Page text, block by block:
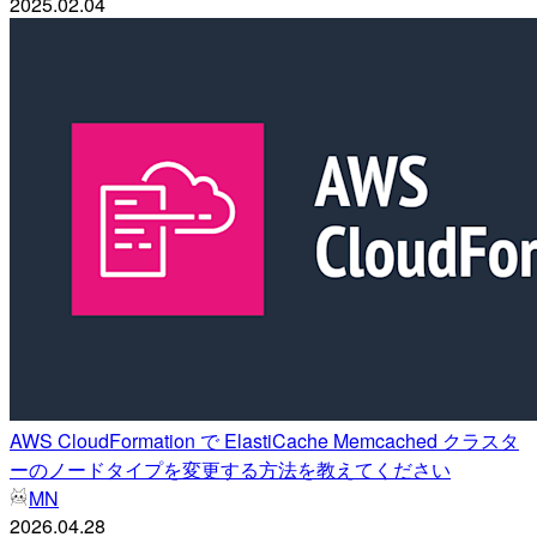
AWS CloudFormation で ElastiCache Memcached クラスタ
ーのノードタイプを変更する方法を教えてください
MN
2026.04.28